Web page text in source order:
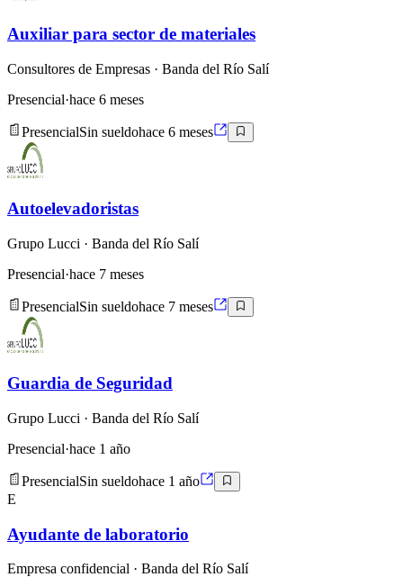
Auxiliar para sector de materiales
Consultores de Empresas · Banda del Río Salí
Presencial·hace 6 meses
PresencialSin sueldohace 6 meses
Autoelevadoristas
Grupo Lucci · Banda del Río Salí
Presencial·hace 7 meses
PresencialSin sueldohace 7 meses
Guardia de Seguridad
Grupo Lucci · Banda del Río Salí
Presencial·hace 1 año
PresencialSin sueldohace 1 año
E
Ayudante de laboratorio
Empresa confidencial · Banda del Río Salí